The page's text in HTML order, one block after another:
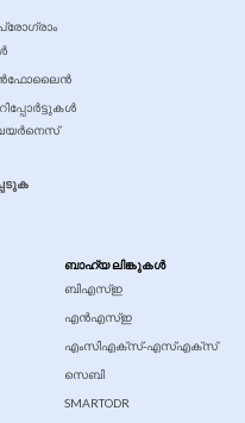
ബാഹ്യ ലിങ്കുകൾ
ബിഎസ്ഇ
എൻഎസ്ഇ
എംസിഎക്സ്-എസ്എക്സ്
സെബി
SMARTODR